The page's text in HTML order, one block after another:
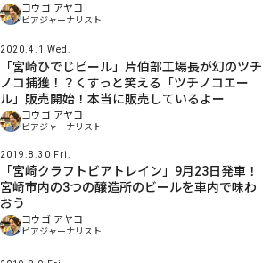
コウゴ アヤコ
ビアジャーナリスト
2020.4.1 Wed.
「宮崎ひでじビール」片伯部工場長が幻のツチ
ノコ捕獲！？くすっと笑える「ツチノコエー
ル」販売開始！本当に販売しているよー
コウゴ アヤコ
ビアジャーナリスト
2019.8.30 Fri.
「宮崎クラフトビアトレイン」9月23日発車！
宮崎市内の3つの醸造所のビールを車内で味わ
おう
コウゴ アヤコ
ビアジャーナリスト